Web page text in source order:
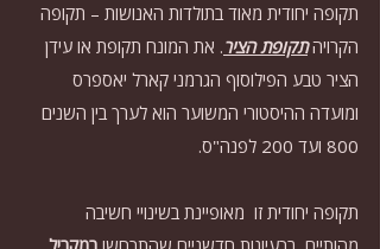
תקופה יחודית מאוד בתולדות האנושות – תקופה
הקרויה תקופת הציר. את המונח תקופת או עידן
הציר טבע הפילוסוף הגרמני קארל יאספרס
ומועדה ההיסטורי המשוער הוא לערך בין השנים
800 ועד 200 לפנה"ס.
תקופה יחודית זו  מאופיינת בשינויי חשיבה